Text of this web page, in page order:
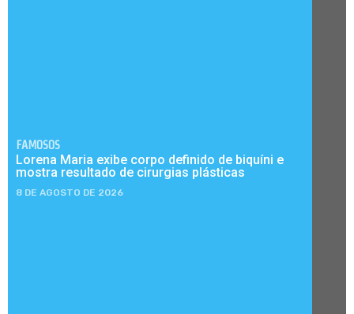
FAMOSOS
Lorena Maria exibe corpo definido de biquíni e
mostra resultado de cirurgias plásticas
8 DE AGOSTO DE 2026